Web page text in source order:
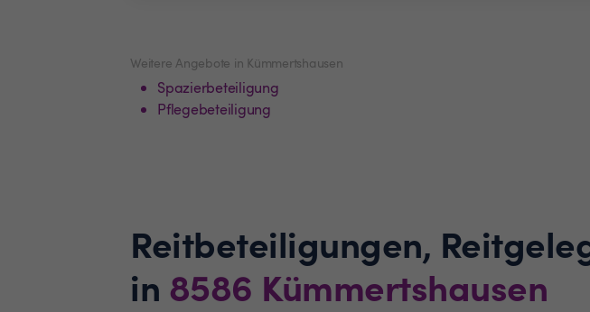
Weitere Angebote in Kümmertshausen
Spazierbeteiligung
Pflegebeteiligung
Reitbeteiligungen,
in 8586 Kümmertshausen